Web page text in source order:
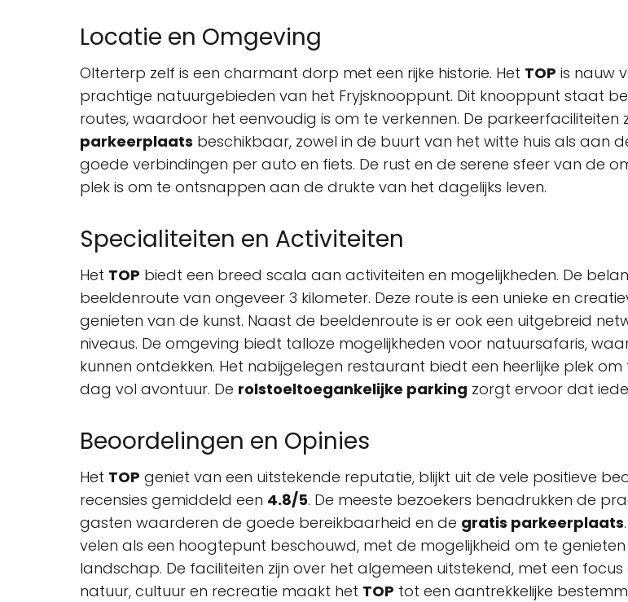
Locatie en Omgeving
Olterterp zelf is een charmant dorp met een rijke historie. Het TOP is nauw
prachtige natuurgebieden van het Fryjsknooppunt. Dit knooppunt staat
routes, waardoor het eenvoudig is om te verkennen. De parkeerfaciliteiten
parkeerplaats beschikbaar, zowel in de buurt van het witte huis als aan
goede verbindingen per auto en fiets. De rust en de serene sfeer van de
plek is om te ontsnappen aan de drukte van het dagelijks leven.
Specialiteiten en Activiteiten
Het TOP biedt een breed scala aan activiteiten en mogelijkheden. De
beeldenroute van ongeveer 3 kilometer. Deze route is een unieke en
genieten van de kunst. Naast de beeldenroute is er ook een uitgebreid
niveaus. De omgeving biedt talloze mogelijkheden voor natuursafaris,
kunnen ontdekken. Het nabijgelegen restaurant biedt een heerlijke plek
dag vol avontuur. De rolstoeltoegankelijke parking zorgt ervoor dat
Beoordelingen en Opinies
Het TOP geniet van een uitstekende reputatie, blijkt uit de vele positieve
recensies gemiddeld een 4.8/5. De meeste bezoekers benadrukken de
gasten waarderen de goede bereikbaarheid en de gratis parkeerplaats
velen als een hoogtepunt beschouwd, met de mogelijkheid om te
landschap. De faciliteiten zijn over het algemeen uitstekend, met een
natuur, cultuur en recreatie maakt het TOP tot een aantrekkelijke